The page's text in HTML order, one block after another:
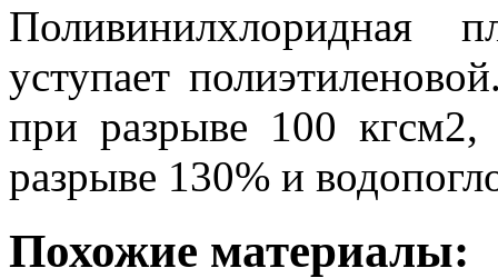
Поливинилхлоридная
уступает
при разрыве 100 кгсм2,
разрыве 130% и
Похожие материалы: